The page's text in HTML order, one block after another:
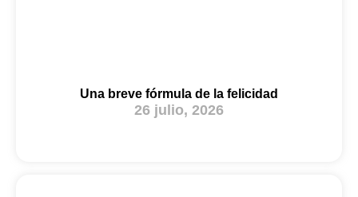
Una breve fórmula de la felicidad
26 julio, 2026